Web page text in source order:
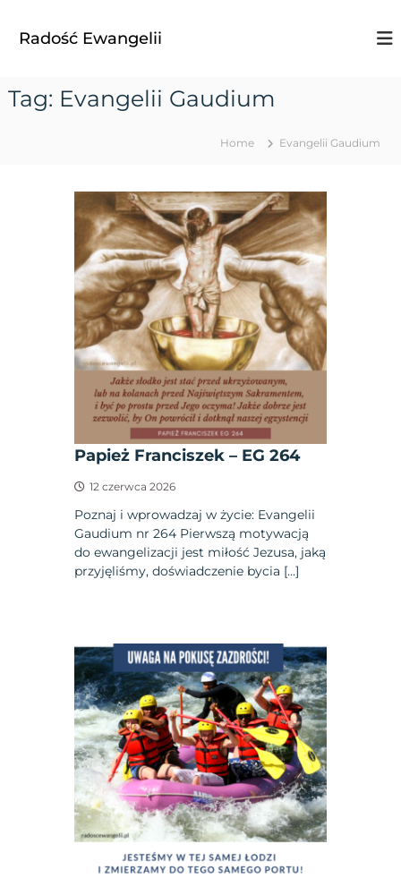
Radość Ewangelii
Tag: Evangelii Gaudium
Home Evangelii Gaudium
Papież Franciszek – EG 264
12 czerwca 2026
Poznaj i wprowadzaj w życie: Evangelii
Gaudium nr 264 Pierwszą motywacją
do ewangelizacji jest miłość Jezusa, jaką
przyjęliśmy, doświadczenie bycia […]